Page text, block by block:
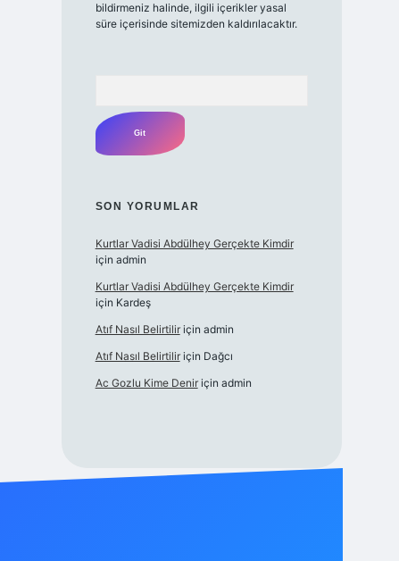
bildirmeniz halinde, ilgili içerikler yasal
süre içerisinde sitemizden kaldırılacaktır.
SON YORUMLAR
Kurtlar Vadisi Abdülhey Gerçekte Kimdir
için admin
Kurtlar Vadisi Abdülhey Gerçekte Kimdir
için Kardeş
Atıf Nasıl Belirtiliriçin admin
Atıf Nasıl Belirtiliriçin Dağcı
Ac Gozlu Kime Deniriçin admin